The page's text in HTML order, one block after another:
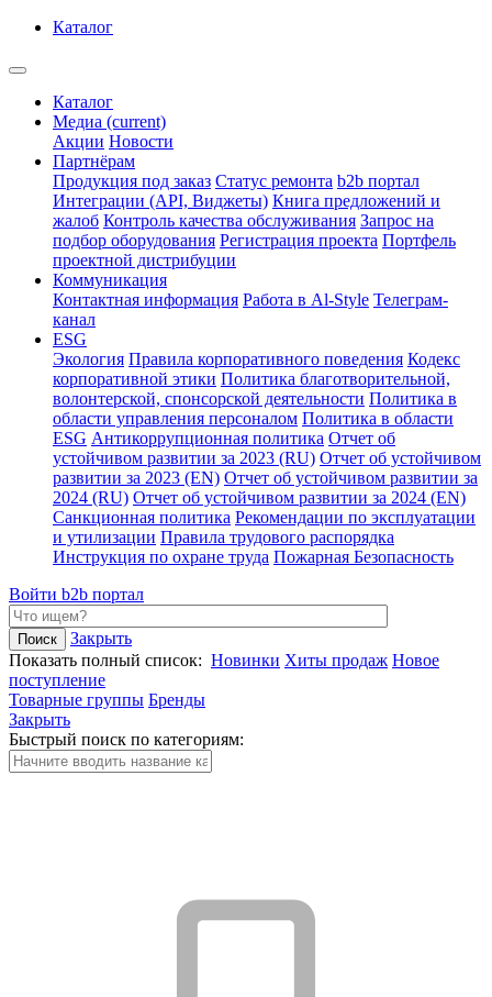
Каталог
Каталог
Медиа (current)
Акции Новости
Партнёрам
Продукция под заказ Статус ремонта b2b портал
Интеграции (API, Виджеты) Книга предложений и
жалоб Контроль качества обслуживания Запрос на
подбор оборудования Регистрация проекта Портфель
проектной дистрибуции
Коммуникация
Контактная информация Работа в Al-Style Телеграм-
канал
ESG
Экология Правила корпоративного поведения Кодекс
корпоративной этики Политика благотворительной,
волонтерской, спонсорской деятельности Политика в
области управления персоналом Политика в области
ESG Антикоррупционная политика Отчет об
устойчивом развитии за 2023 (RU) Отчет об устойчивом
развитии за 2023 (EN) Отчет об устойчивом развитии за
2024 (RU) Отчет об устойчивом развитии за 2024 (EN)
Санкционная политика Рекомендации по эксплуатации
и утилизации Правила трудового распорядка
Инструкция по охране труда Пожарная Безопасность
Войти b2b портал
Закрыть
Показать полный список: Новинки Хиты продаж Новое
поступление
Товарные группы Бренды
Закрыть
Быстрый поиск по категориям: